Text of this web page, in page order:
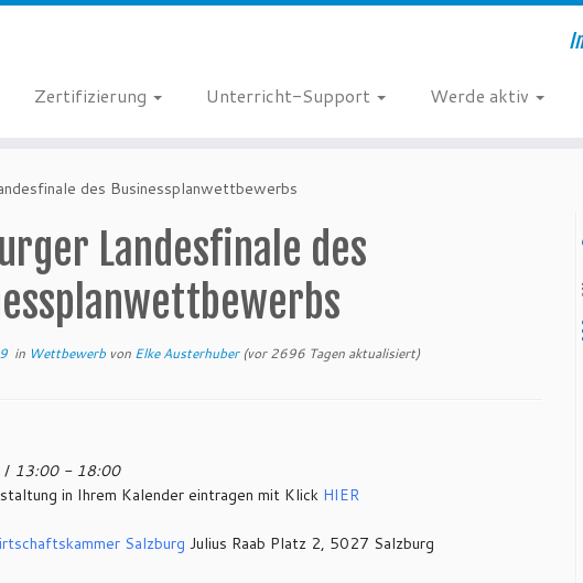
Zertifizierung Unterricht-Support Werde aktiv
des Businessplanwettbewerbs
Landesfinale des
in Wettbewerb von Elke Austerhuber(vor 2696 Tagen aktualisiert)
/ 13:00 - 18:00
in Ihrem Kalender eintragen mit Klick HIER
Salzburg Julius Raab Platz 2, 5027 Salzburg